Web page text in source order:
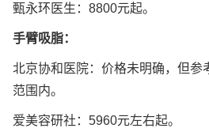
甄永环医生：8800元起。
手臂吸脂：
北京协和医院：价格未明确，但参
范围内。
爱美容研社：5960元左右起。